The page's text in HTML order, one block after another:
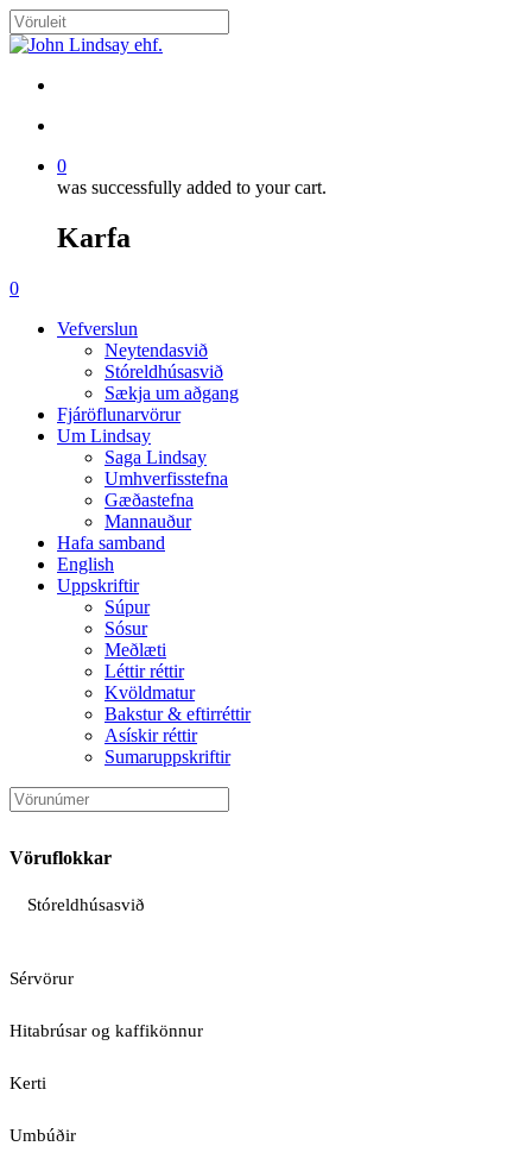
Skip
to
content
Close
0
was successfully added to your cart.
Karfa
Menu
search
account
0
Vefverslun
Neytendasvið
Stóreldhúsasvið
Sækja um aðgang
Fjáröflunarvörur
Um Lindsay
Saga Lindsay
Umhverfisstefna
Gæðastefna
Mannauður
Hafa samband
English
Uppskriftir
Súpur
Sósur
Meðlæti
Léttir réttir
Kvöldmatur
Bakstur & eftirréttir
Asískir réttir
Sumaruppskriftir
Vöruflokkar
Stóreldhúsasvið
Sérvörur
Hitabrúsar og kaffikönnur
Kerti
Umbúðir